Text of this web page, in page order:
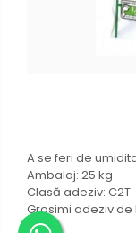
A se feri de
Ambalaj: 25 kg
Clasă adeziv: C2T
Grosimi adeziv de